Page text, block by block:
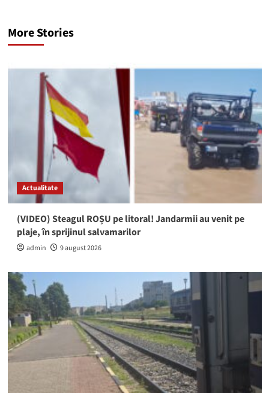
More Stories
Actualitate
(VIDEO) Steagul ROȘU pe litoral! Jandarmii au venit pe
plaje, în sprijinul salvamarilor
admin 9 august 2026